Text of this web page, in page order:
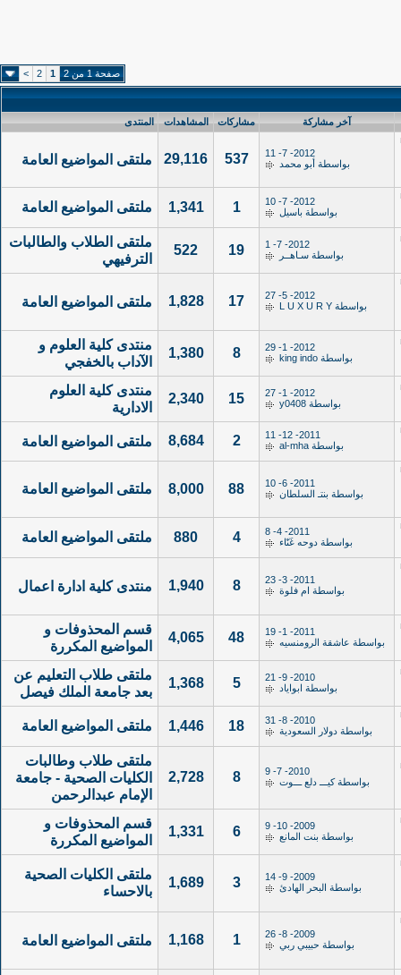
صفحة 1 من 2 1
2
>
آخر مشاركة مشاركات المشاهدات المنتدى
2012- 7- 11
بواسطة أبو محمد 537
29,116 ملتقى المواضيع العامة
2012- 7- 10
بواسطة باسيل 1
1,341 ملتقى المواضيع العامة
2012- 7- 1
بواسطة سـاهــر 19
522
ملتقى الطلاب والطالبات
الترفيهي
2012- 5- 27
بواسطة L U X U R Y
17
1,828 ملتقى المواضيع العامة
2012- 1- 29
بواسطة king indo
8
1,380
منتدى كلية العلوم و
الآداب بالخفجي
2012- 1- 27
بواسطة y0408
15
2,340
منتدى كلية العلوم
الادارية
2011- 12- 11
بواسطة al-mha
2
8,684 ملتقى المواضيع العامة
2011- 6- 10
بواسطة بنتـ السلطان 88
8,000 ملتقى المواضيع العامة
2011- 4- 8
بواسطة دوحه غَنّاء 4
880 ملتقى المواضيع العامة
2011- 3- 23
بواسطة ام فلوة 8
1,940 منتدى كلية ادارة اعمال
2011- 1- 19
بواسطة عاشقة الرومنسيه 48
4,065
قسم المحذوفات و
المواضيع المكررة
2010- 9- 21
بواسطة ابواياد 5
1,368
ملتقى طلاب التعليم عن
بعد جامعة الملك فيصل
2010- 8- 31
بواسطة دولار السعودية 18
1,446 ملتقى المواضيع العامة
2010- 7- 9
بواسطةكيـــ دلع ـــوت 8
2,728
ملتقى طلاب وطالبات
الكليات الصحية - جامعة
الإمام عبدالرحمن
2009- 10- 9
بواسطة بنت المانع 6
1,331
قسم المحذوفات و
المواضيع المكررة
2009- 9- 14
بواسطة البحر الهادئ 3
1,689
ملتقى الكليات الصحية
بالاحساء
2009- 8- 26
بواسطة حبيبي ربي 1
1,168 ملتقى المواضيع العامة